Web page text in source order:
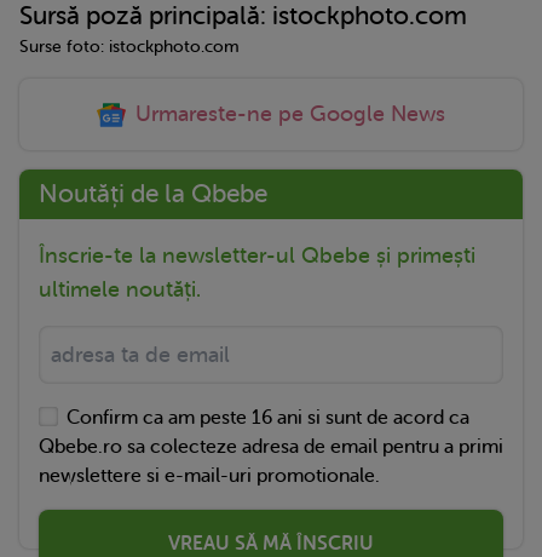
Sursă poză principală: istockphoto.com
Surse foto: istockphoto.com
Urmareste-ne pe Google News
Noutăți de la Qbebe
Înscrie-te la newsletter-ul Qbebe și primești
ultimele noutăți.
Confirm ca am peste 16 ani si sunt de acord ca
Qbebe.ro sa colecteze adresa de email pentru a primi
newslettere si e-mail-uri promotionale.
VREAU SĂ MĂ ÎNSCRIU